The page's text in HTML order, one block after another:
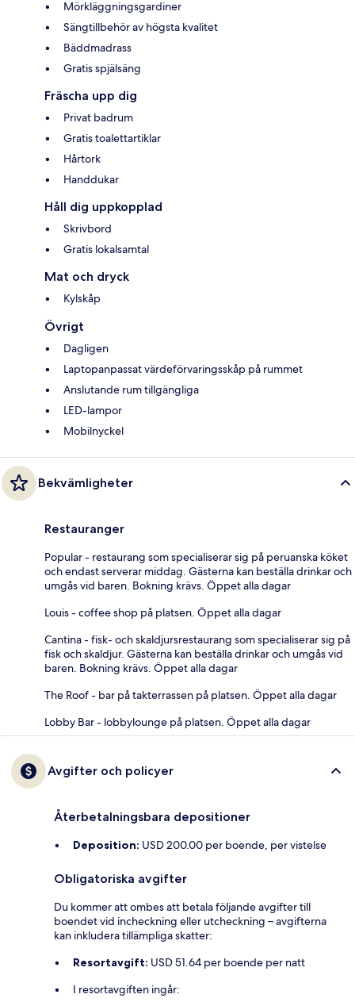
Mörkläggningsgardiner
Sängtillbehör av högsta kvalitet
Bäddmadrass
Gratis spjälsäng
Fräscha upp dig
Privat badrum
Gratis toalettartiklar
Hårtork
Handdukar
Håll dig uppkopplad
Skrivbord
Gratis lokalsamtal
Mat och dryck
Kylskåp
Övrigt
Dagligen
Laptopanpassat värdeförvaringsskåp på rummet
Anslutande rum tillgängliga
LED-lampor
Mobilnyckel
Bekvämligheter
Restauranger
Popular - restaurang som specialiserar sig på peruanska köket
och endast serverar middag. Gästerna kan beställa drinkar och
umgås vid baren. Bokning krävs. Öppet alla dagar
Louis - coffee shop på platsen. Öppet alla dagar
Cantina - fisk- och skaldjursrestaurang som specialiserar sig på
fisk och skaldjur. Gästerna kan beställa drinkar och umgås vid
baren. Bokning krävs. Öppet alla dagar
The Roof - bar på takterrassen på platsen. Öppet alla dagar
Lobby Bar - lobbylounge på platsen. Öppet alla dagar
Avgifter och policyer
Återbetalningsbara depositioner
Deposition: USD 200.00 per boende, per vistelse
Obligatoriska avgifter
Du kommer att ombes att betala följande avgifter till
boendet vid incheckning eller utcheckning – avgifterna
kan inkludera tillämpliga skatter:
Resortavgift: USD 51.64 per boende per natt
I resortavgiften ingår: